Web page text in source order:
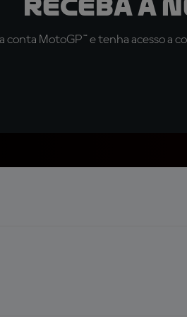
Receba a
conta MotoGP™ e tenha acesso a